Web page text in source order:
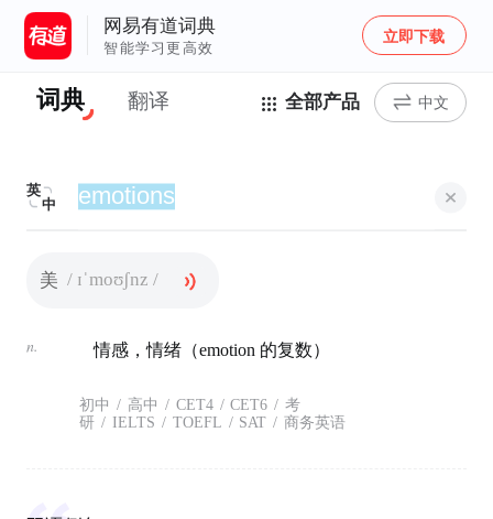
网易有道词典
智能学习更高效
立即下载
词典 翻译 全部产品 中文
英
中
美 / ɪˈmoʊʃnz /
n. 情感，情绪（emotion 的复数）
初中 / 高中 / CET4 / CET6 / 考
研 / IELTS / TOEFL / SAT / 商务英语